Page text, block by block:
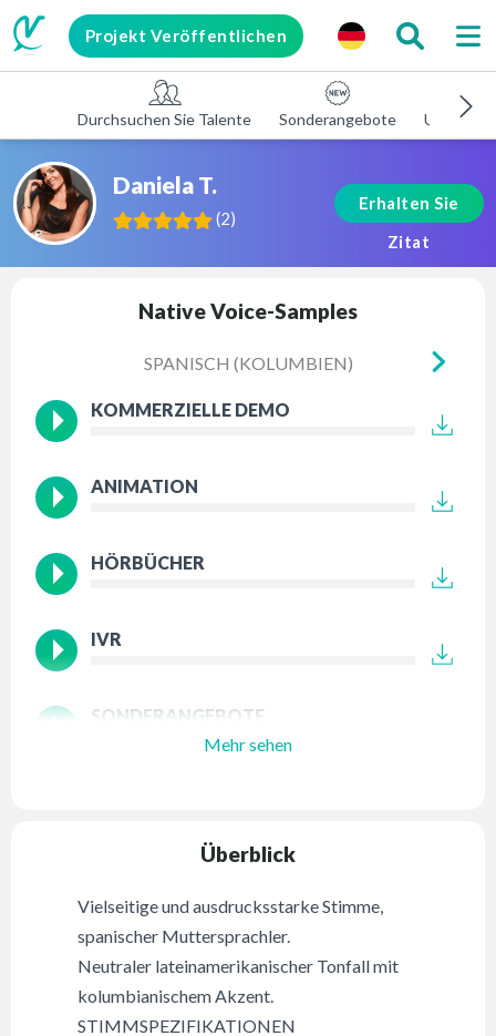
Projekt Veröffentlichen
Durchsuchen Sie Talente Sonderangebote
Daniela T.
(2)
Erhalten Sie
Zitat
Native Voice-Samples
SPANISCH (KOLUMBIEN)
KOMMERZIELLE DEMO
ANIMATION
HÖRBÜCHER
IVR
SONDERANGEBOTE
Mehr sehen
Überblick
Vielseitige und ausdrucksstarke Stimme,
spanischer Muttersprachler.
Neutraler lateinamerikanischer Tonfall mit
kolumbianischem Akzent.
STIMMSPEZIFIKATIONEN